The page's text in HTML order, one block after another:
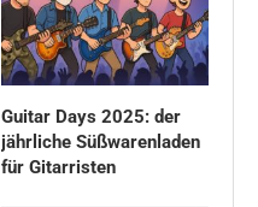
Guitar Days 2025: der
jährliche Süßwarenladen
für Gitarristen